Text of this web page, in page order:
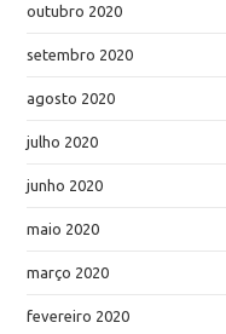
outubro 2020
setembro 2020
agosto 2020
julho 2020
junho 2020
maio 2020
março 2020
fevereiro 2020